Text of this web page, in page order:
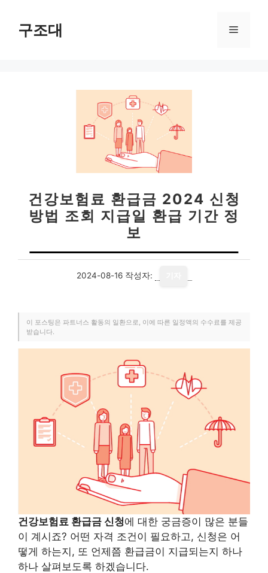
구조대 메
건강보험료 환급금 2024 신청
방법 조회 지급일 환급 기간 정
보
2024-08-16 작성자:
이 포스팅은 파트너스 활동의 일환으로, 이에 따른 일정액의 수수료를 제공
받습니다.
건강보험료 환급금 신청에 대한 궁금증이 많은 분들
이 계시죠? 어떤 자격 조건이 필요하고, 신청은 어
떻게 하는지, 또 언제쯤 환급금이 지급되는지 하나
하나 살펴보도록 하겠습니다.